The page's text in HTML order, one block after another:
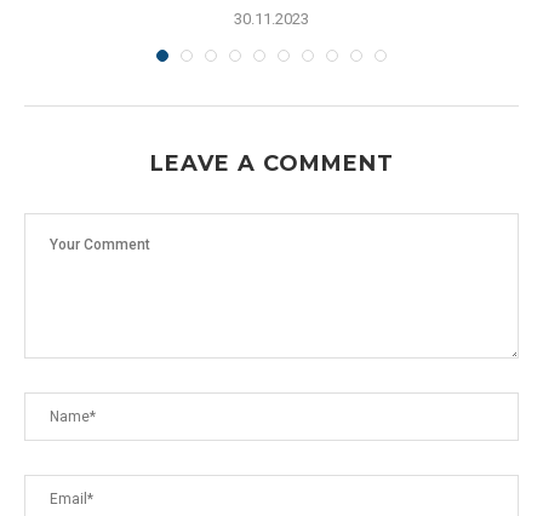
30.11.2023
LEAVE A COMMENT